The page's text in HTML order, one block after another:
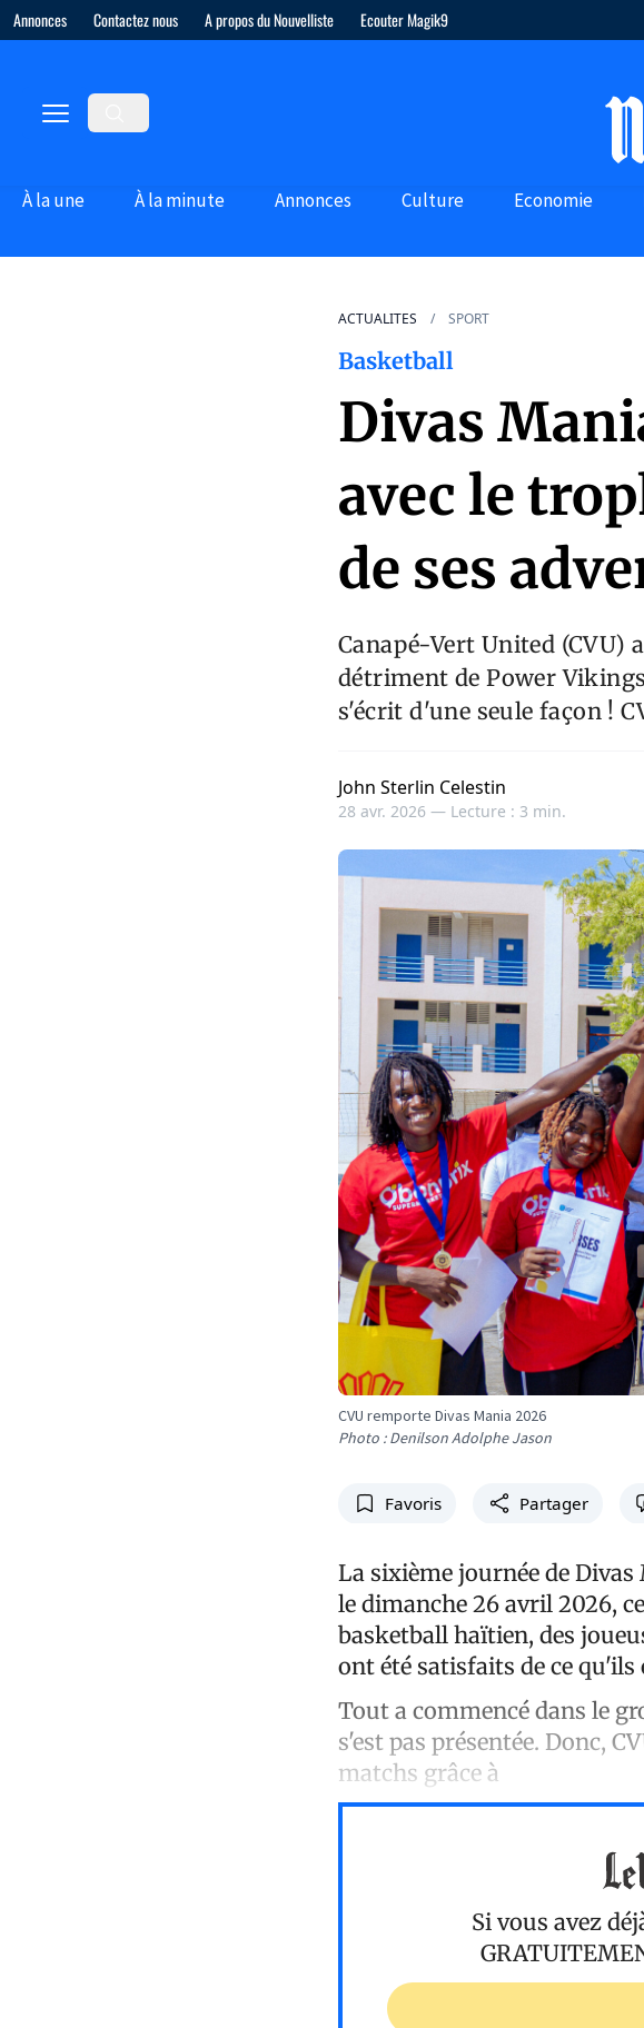
Annonces Contactez nous A propos du Nouvelliste Ecouter Magik9
À la une À la minute Annonces Culture Economie
ACTUALITES SPORT
Basketball
Divas
avec le
de ses
Canapé-Vert United (CVU)
détriment de Power
s'écrit d'une seule façon !
John Sterlin Celestin
28 avr. 2026 — Lecture : 3 min.
CVU remporte Divas Mania 2026
Photo : Denilson Adolphe Jason
Favoris Partager
La sixième journée de Divas
le dimanche 26 avril 2026,
basketball haïtien, des
ont été satisfaits de ce qu'ils
Tout a commencé dans le
s'est pas présentée. Donc,
matchs grâce à
Si vous avez